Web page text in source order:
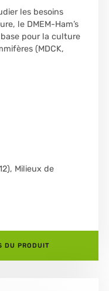
les besoins
le DMEM-Ham’s
pour la culture
(MDCK,
, Milieux de
DU PRODUIT